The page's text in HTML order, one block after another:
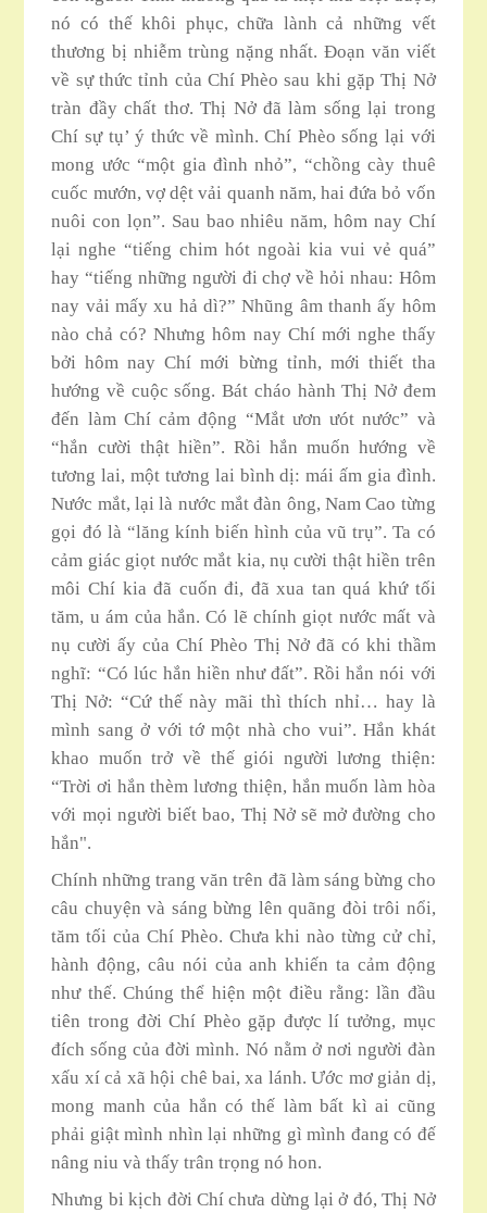
nó có thế khôi phục, chữa lành cả những vết
thương bị nhiễm trùng nặng nhất. Đoạn văn viết
về sự thức tỉnh của Chí Phèo sau khi gặp Thị Nở
tràn đầy chất thơ. Thị Nở đã làm sống lại trong
Chí sự tụ’ ý thức về mình. Chí Phèo sống lại với
mong ước “một gia đình nhỏ”, “chồng cày thuê
cuốc mướn, vợ dệt vải quanh năm, hai đứa bỏ vốn
nuôi con lọn”. Sau bao nhiêu năm, hôm nay Chí
lại nghe “tiếng chim hót ngoài kia vui vẻ quá”
hay “tiếng những người đi chợ về hỏi nhau: Hôm
nay vải mấy xu hả dì?” Nhũng âm thanh ấy hôm
nào chả có? Nhưng hôm nay Chí mới nghe thấy
bởi hôm nay Chí mới bừng tỉnh, mới thiết tha
hướng về cuộc sống. Bát cháo hành Thị Nở đem
đến làm Chí cảm động “Mắt ươn ưót nước” và
“hắn cười thật hiền”. Rồi hắn muốn hướng về
tương lai, một tương lai bình dị: mái ấm gia đình.
Nước mắt, lại là nước mắt đàn ông, Nam Cao từng
gọi đó là “lăng kính biến hình của vũ trụ”. Ta có
cảm giác giọt nước mắt kia, nụ cười thật hiền trên
môi Chí kia đã cuốn đi, đã xua tan quá khứ tối
tăm, u ám của hắn. Có lẽ chính giọt nước mất và
nụ cười ấy của Chí Phèo Thị Nở đã có khi thầm
nghĩ: “Có lúc hắn hiền như đất”. Rồi hắn nói với
Thị Nở: “Cứ thế này mãi thì thích nhỉ… hay là
mình sang ở với tớ một nhà cho vui”. Hắn khát
khao muốn trở về thế giói người lương thiện:
“Trời ơi hắn thèm lương thiện, hắn muốn làm hòa
với mọi người biết bao, Thị Nở sẽ mở đường cho
hắn".
Chính những trang văn trên đã làm sáng bừng cho
câu chuyện và sáng bừng lên quãng đòi trôi nổi,
tăm tối của Chí Phèo. Chưa khi nào từng cử chỉ,
hành động, câu nói của anh khiến ta cảm động
như thế. Chúng thể hiện một điều rằng: lần đầu
tiên trong đời Chí Phèo gặp được lí tưởng, mục
đích sống của đời mình. Nó nằm ở nơi người đàn
xấu xí cả xã hội chê bai, xa lánh. Ước mơ giản dị,
mong manh của hắn có thế làm bất kì ai cũng
phải giật mình nhìn lại những gì mình đang có đế
nâng niu và thấy trân trọng nó hon.
Nhưng bi kịch đời Chí chưa dừng lại ở đó, Thị Nở